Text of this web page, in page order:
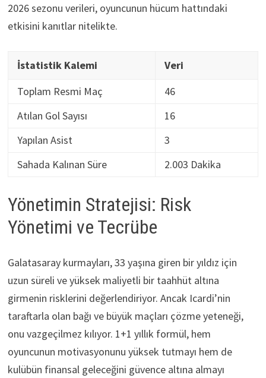
2026 sezonu verileri, oyuncunun hücum hattındaki
etkisini kanıtlar nitelikte.
İstatistik Kalemi
Veri
Toplam Resmi Maç
46
Atılan Gol Sayısı
16
Yapılan Asist
3
Sahada Kalınan Süre
2.003 Dakika
Yönetimin Stratejisi: Risk
Yönetimi ve Tecrübe
Galatasaray kurmayları, 33 yaşına giren bir yıldız için
uzun süreli ve yüksek maliyetli bir taahhüt altına
girmenin risklerini değerlendiriyor. Ancak Icardi’nin
taraftarla olan bağı ve büyük maçları çözme yeteneği,
onu vazgeçilmez kılıyor. 1+1 yıllık formül, hem
oyuncunun motivasyonunu yüksek tutmayı hem de
kulübün finansal geleceğini güvence altına almayı